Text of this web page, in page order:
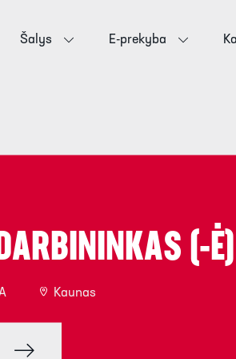
Šalys E-prekyba
(-Ė)
Kaunas